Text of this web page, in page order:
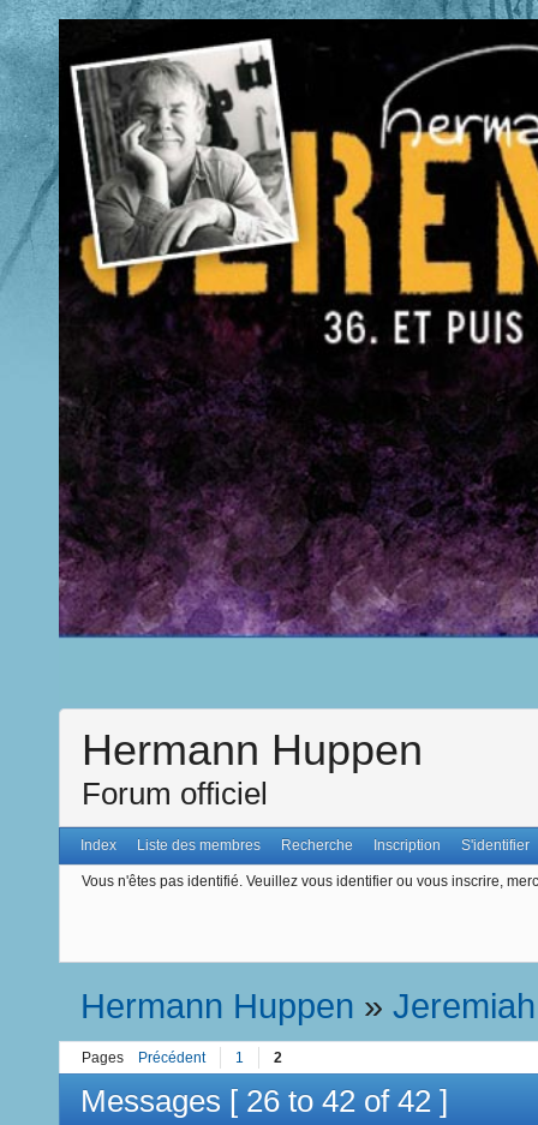
Hermann Huppen
Forum officiel
Index Liste des membres Recherche Inscription S'identifier
Vous n'êtes pas identifié. Veuillez vous identifier ou vous inscrire,
Hermann Huppen »Jeremiah
Pages Précédent 1 2
Messages [ 26 to 42 of 42 ]